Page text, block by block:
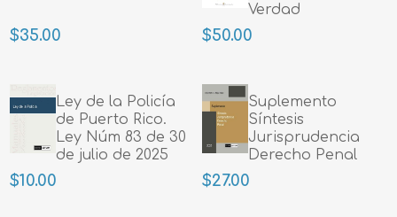
$35.00
Verdad
$50.00
Ley de la Policía
de Puerto Rico.
Ley Núm 83 de 30
de julio de 2025
$10.00
Suplemento
Síntesis
Jurisprudencia
Derecho Penal
$27.00